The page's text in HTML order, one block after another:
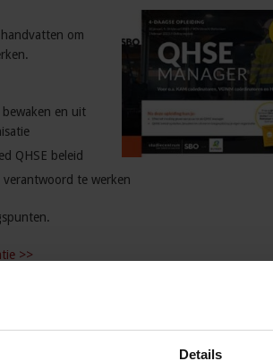
Details
om
bewaken en uit
QHSE beleid
verantwoord te werken
>>